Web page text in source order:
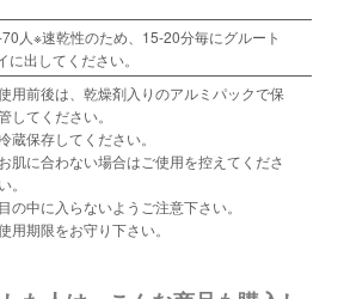
人※速乾性のため、15-20分毎にグルート
に出してください。
用前後は、乾燥剤入りのアルミパックで保
してください。
蔵保存してください。
お肌に合わない場合はご使用を控えてくださ
い。
目の中に入らないようご注意下さい。
用期限をお守り下さい。